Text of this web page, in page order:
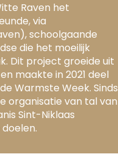
Raven het
via
schoolgaande
die het moeilijk
Dit project groeide uit
maakte in 2021 deel
Warmste Week. Sinds
organisatie van tal van
Sint-Niklaas